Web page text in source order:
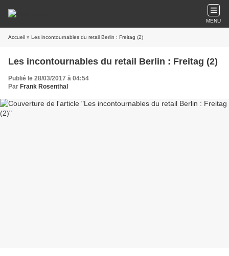
MENU
Accueil » Les incontournables du retail Berlin : Freitag (2)
Les incontournables du retail Berlin : Freitag (2)
Publié le 28/03/2017 à 04:54
Par Frank Rosenthal